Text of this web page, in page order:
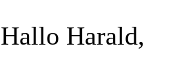
Hallo Harald,